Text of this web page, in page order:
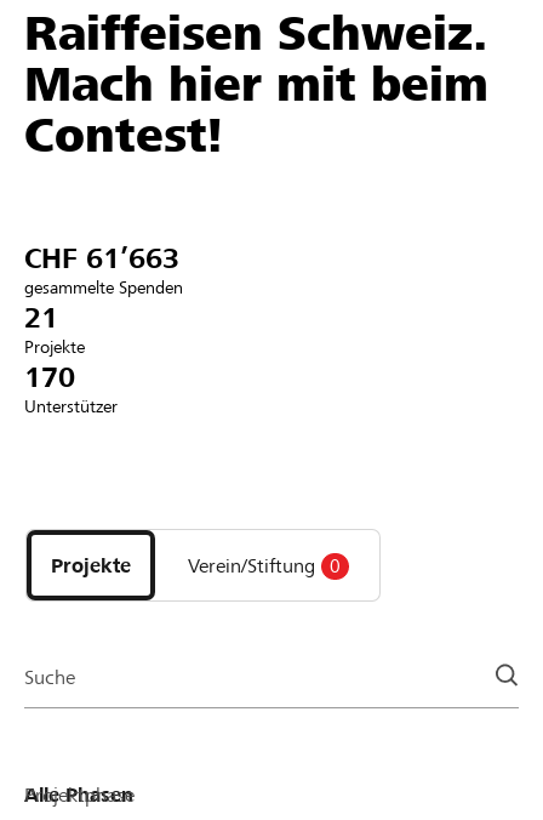
Unterstützen
Hilfe & Support
Anmelden
Registrieren
Raiffeisen Schweiz.
Mach hier mit beim
Contest!
CHF 61’663
gesammelte Spenden
21
Projekte
170
Unterstützer
Projekte
und
Organisationen
Projekte Verein/Stiftung 0
Suche
Projektphase